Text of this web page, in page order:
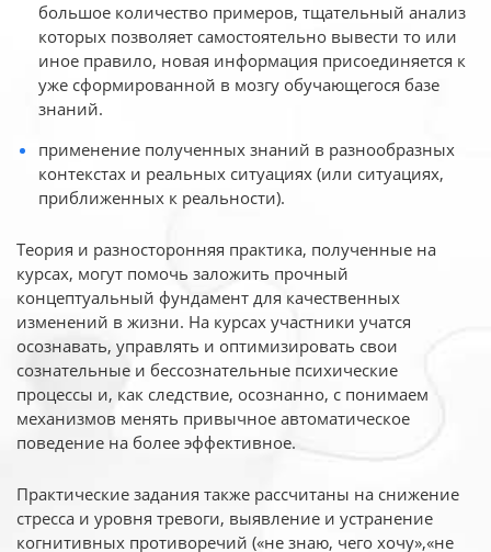
большое количество примеров, тщательный анализ
которых позволяет самостоятельно вывести то или
иное правило, новая информация присоединяется к
уже сформированной в мозгу обучающегося базе
знаний.
применение полученных знаний в разнообразных
контекстах и реальных ситуациях (или ситуациях,
приближенных к реальности).
Теория и разносторонняя практика, полученные на
курсах, могут помочь заложить прочный
концептуальный фундамент для качественных
изменений в жизни. На курсах участники учатся
осознавать, управлять и оптимизировать свои
сознательные и бессознательные психические
процессы и, как следствие, осознанно, с понимаем
механизмов менять привычное автоматическое
поведение на более эффективное.
Практические задания также рассчитаны на снижение
стресса и уровня тревоги, выявление и устранение
когнитивных противоречий («не знаю, чего хочу»,«не